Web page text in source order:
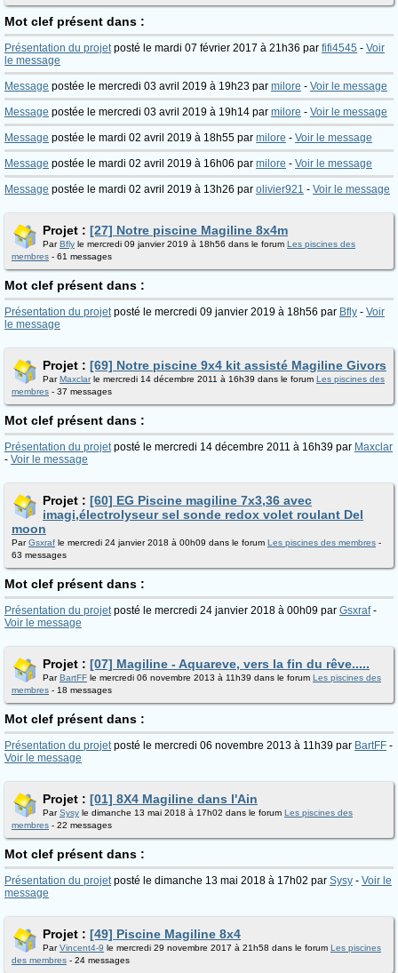
Mot clef présent dans :
Présentation du projetposté le mardi 07 février 2017 à 21h36 par fifi4545 - Voir
le message
Message postée le mercredi 03 avril 2019 à 19h23 par milore - Voir le message
Message postée le mercredi 03 avril 2019 à 19h14 par milore - Voir le message
Message postée le mardi 02 avril 2019 à 18h55 par milore - Voir le message
Message postée le mardi 02 avril 2019 à 16h06 par milore - Voir le message
Message postée le mardi 02 avril 2019 à 13h26 par olivier921 - Voir le message
Projet : [27] Notre piscine Magiline 8x4m
ParBfly le mercredi 09 janvier 2019 à 18h56 dans le forum Les piscines des
membres - 61 messages
Mot clef présent dans :
Présentation du projetposté le mercredi 09 janvier 2019 à 18h56 par Bfly - Voir
le message
Projet : [69] Notre piscine 9x4 kit assisté Magiline Givors
ParMaxclarle mercredi 14 décembre 2011 à 16h39 dans le forum Les piscines des
membres - 37 messages
Mot clef présent dans :
Présentation du projetposté le mercredi 14 décembre 2011 à 16h39 par Maxclar
- Voir le message
Projet : [60] EG Piscine magiline 7x3,36 avec
imagi,électrolyseur sel sonde redox volet roulant Del
moon
ParGsxraf le mercredi 24 janvier 2018 à 00h09 dans le forum Les piscines des membres -
63 messages
Mot clef présent dans :
Présentation du projetposté le mercredi 24 janvier 2018 à 00h09 par Gsxraf-
Voir le message
Projet : [07] Magiline - Aquareve, vers la fin du rêve.....
ParBartFF le mercredi 06 novembre 2013 à 11h39 dans le forum Les piscines des
membres - 18 messages
Mot clef présent dans :
Présentation du projetposté le mercredi 06 novembre 2013 à 11h39 par BartFF -
Voir le message
Projet : [01] 8X4 Magiline dans l'Ain
ParSysy le dimanche 13 mai 2018 à 17h02 dans le forum Les piscines des
membres - 22 messages
Mot clef présent dans :
Présentation du projetposté le dimanche 13 mai 2018 à 17h02 par Sysy - Voir le
message
Projet : [49] Piscine Magiline 8x4
ParVincent4-9 le mercredi 29 novembre 2017 à 21h58 dans le forum Les piscines
des membres - 24 messages